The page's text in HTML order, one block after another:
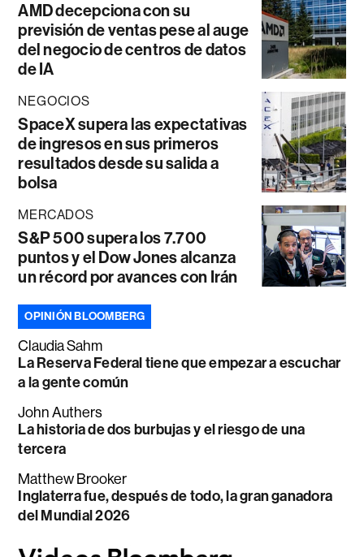
AMD decepciona con su
previsión de ventas pese al auge
del negocio de centros de datos
de IA
NEGOCIOS
SpaceX supera las expectativas
de ingresos en sus primeros
resultados desde su salida a
bolsa
MERCADOS
S&P 500 supera los 7.700
puntos y el Dow Jones alcanza
un récord por avances con Irán
OPINIÓN BLOOMBERG
Claudia Sahm
La Reserva Federal tiene que empezar a escuchar
a la gente común
John Authers
La historia de dos burbujas y el riesgo de una
tercera
Matthew Brooker
Inglaterra fue, después de todo, la gran ganadora
del Mundial 2026